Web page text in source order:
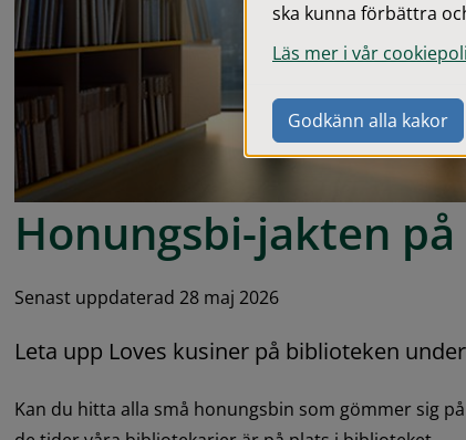
Honungsbi-jakten
Senast uppdaterad 28 maj 2026
Leta upp Loves kusiner på biblioteken
Kan du hitta alla små honungsbin som gömmer sig
ska kunna förbättra
Läs mer i vår
Godkänn alla kakor